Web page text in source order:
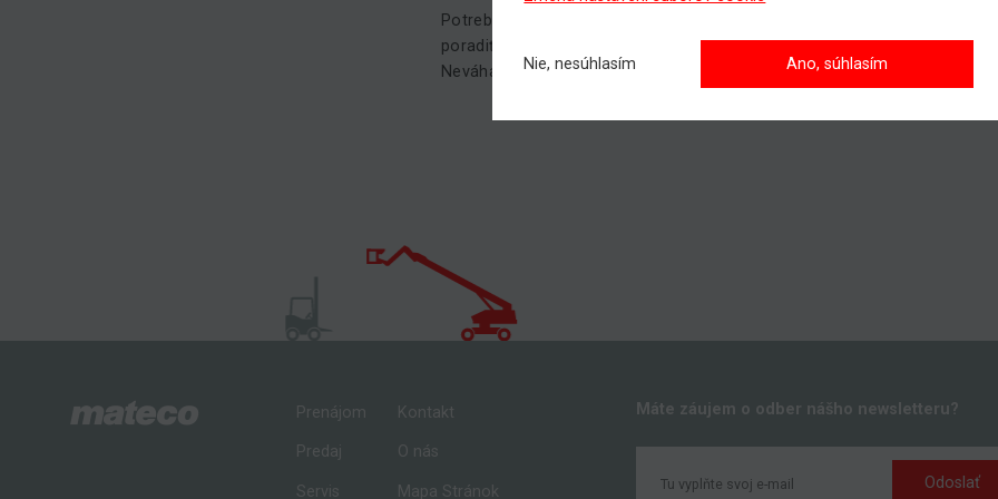
Potrebujete prenajať, alebo si kúpiť pracovnú plošinu, prípadne
poradiť pri výbere vhodného pracovného stroja?
Neváhajte kontaktovať nášho obchodníka, všetky kontakty nájdete
Prenájom
Predaj
Servis
Kontakt
O nás
Mapa Stránok
Máte záujem o odber nášho newsletteru?
Odoslať
Nie, nesúhlasím Ano, súhlasím